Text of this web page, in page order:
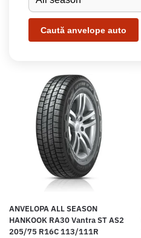
ANVELOPA ALL SEASON
HANKOOK RA30 Vantra ST AS2
205/75 R16C 113/111R